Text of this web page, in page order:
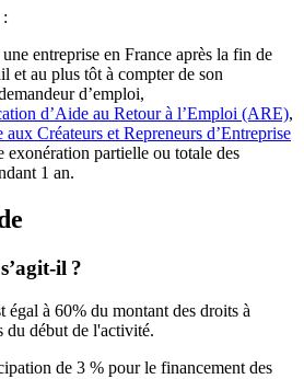
entreprise en France après la fin de
et au plus tôt à compter de son
d’emploi,
d’Aide au Retour à l’Emploi (ARE),
aux Créateurs et Repreneurs d’Entreprise
exonération partielle ou totale des
1 an.
il ?
à 60% du montant des droits à
du début de l'activité.
de 3 % pour le financement des